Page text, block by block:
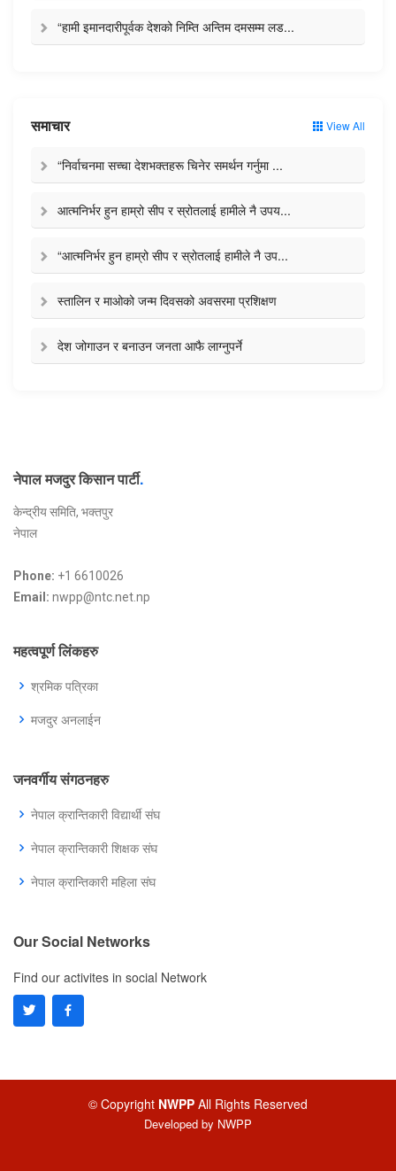
“हामी इमानदारीपूर्वक देशको निम्ति अन्तिम दमसम्म लड...
समाचार View All
“निर्वाचनमा सच्चा देशभक्तहरू चिनेर समर्थन गर्नुमा ...
आत्मनिर्भर हुन हाम्रो सीप र स्रोतलाई हामीले नै उपय...
“आत्मनिर्भर हुन हाम्रो सीप र स्रोतलाई हामीले नै उप...
स्तालिन र माओको जन्म दिवसको अवसरमा प्रशिक्षण
देश जोगाउन र बनाउन जनता आफै लाग्नुपर्ने
नेपाल मजदुर किसान पार्टी.
केन्द्रीय समिति, भक्तपुर
नेपाल
Phone: +1 6610026
Email: nwpp@ntc.net.np
महत्वपूर्ण लिंकहरु
श्रमिक पत्रिका
मजदुर अनलाईन
जनवर्गीय संगठनहरु
नेपाल क्रान्तिकारी विद्यार्थी संघ
नेपाल क्रान्तिकारी शिक्षक संघ
नेपाल क्रान्तिकारी महिला संघ
Our Social Networks
Find our activites in social Network
© Copyright NWPP All Rights Reserved
Developed by NWPP